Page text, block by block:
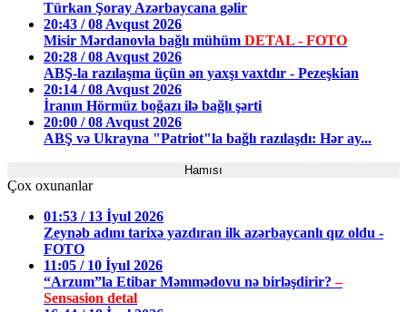
Türkan Şoray Azərbaycana gəlir
20:43 / 08 Avqust 2026
Misir Mərdanovla bağlı mühüm DETAL - FOTO
20:28 / 08 Avqust 2026
ABŞ-la razılaşma üçün ən yaxşı vaxtdır - Pezeşkian
20:14 / 08 Avqust 2026
İranın Hörmüz boğazı ilə bağlı şərti
20:00 / 08 Avqust 2026
ABŞ və Ukrayna "Patriot"la bağlı razılaşdı: Hər ay...
Hamısı
Çox oxunanlar
01:53 / 13 İyul 2026
Zeynəb adını tarixə yazdıran ilk azərbaycanlı qız oldu -
FOTO
11:05 / 10 İyul 2026
“Arzum”la Etibar Məmmədovu nə birləşdirir?–
Sensasion detal